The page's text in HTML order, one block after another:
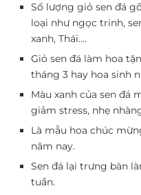
Số lượng giỏ sen đá
loại như ngọc trinh,
xanh, Thái….
Giỏ sen đá làm hoa
tháng 3 hay hoa sinh
Màu xanh của sen đá
giảm stress, nhẹ
Là mẫu hoa chúc
năm nay.
Sen đá lại trưng bàn
tuần.